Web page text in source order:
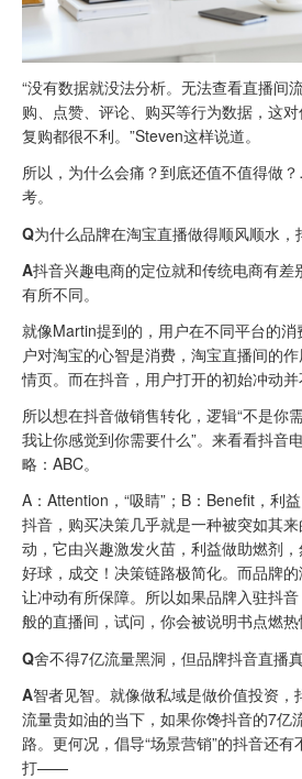
“没有数据就没法分析。无法查看直播间
购、点赞、评论、购买等行为数据，这对
复购都很不利。”Steven这样说道。
所以，为什么会痛？到底还值不值得做
考。
Q为什么品牌在淘宝直播做得顺风顺水，
A抖音兴趣电商的定位就和传统电商有差
有所不同。
就像Martin提到的，用户在不同平台的
户对淘宝的心智是消费，淘宝直播间的
情页。而在抖音，用户打开的初始冲动并
所以想在抖音做销售转化，逻辑“不是你
我让你感觉到你需要什么”。来看看抖音
略：ABC。
A：Attention，“吸睛”；B：Benefit，利
抖音，购买决策几乎就是一种被突如其
动，它由兴趣激发火苗，利益做助燃剂，
好球，成交！决策链路极简化。而品牌
让冲动有所保障。所以如果品牌入驻抖
般的直播间，试问，你会被说明书点燃热
Q舍不得7亿流量黑洞，但品牌抖音直播
A智者见智。就像做私域是做价值投资
流量贵如油的当下，如果你馋抖音的7亿
路。更何况，倡导“场景营销”的抖音还有
打——